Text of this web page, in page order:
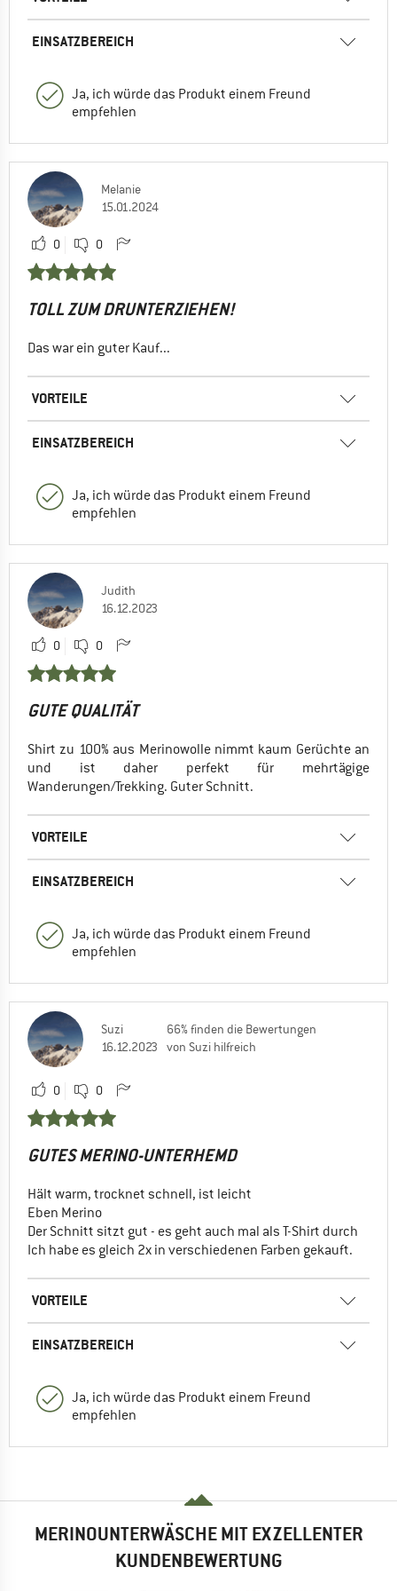
EINSATZBEREICH
Ja, ich würde das Produkt einem Freund
empfehlen
Melanie
15.01.2024
0 0
TOLL ZUM DRUNTERZIEHEN!
Das war ein guter Kauf...
VORTEILE
EINSATZBEREICH
Ja, ich würde das Produkt einem Freund
empfehlen
Judith
16.12.2023
0 0
GUTE QUALITÄT
Shirt zu 100% aus Merinowolle nimmt kaum Gerüchte an
und ist daher perfekt für mehrtägige
Wanderungen/Trekking. Guter Schnitt.
VORTEILE
EINSATZBEREICH
Ja, ich würde das Produkt einem Freund
empfehlen
Suzi
16.12.2023
66% finden die Bewertungen
von Suzi hilfreich
0 0
GUTES MERINO-UNTERHEMD
Hält warm, trocknet schnell, ist leicht
Eben Merino
Der Schnitt sitzt gut - es geht auch mal als T-Shirt durch
Ich habe es gleich 2x in verschiedenen Farben gekauft.
VORTEILE
EINSATZBEREICH
Ja, ich würde das Produkt einem Freund
empfehlen
MERINOUNTERWÄSCHE MIT EXZELLENTER
KUNDENBEWERTUNG